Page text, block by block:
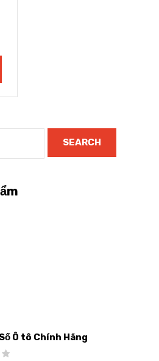
SEARCH
Ô tô Chính Hãng